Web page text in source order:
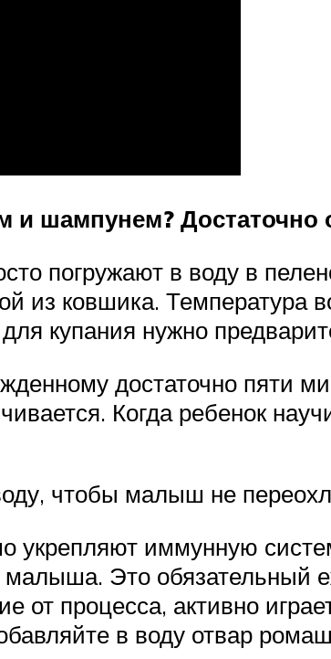
и шампунем? Достаточно
погружают в воду в
из ковшика. Температура
купания нужно
достаточно пяти
Когда ребенок
чтобы малыш не
укрепляют иммунную
малыша. Это
от процесса, активно
в воду отвар